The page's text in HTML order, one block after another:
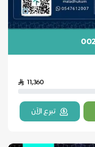
11,360
تبرع الآن